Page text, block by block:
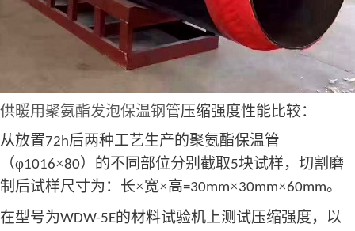
供暖用聚氨酯发泡保温钢管压缩强度性能比较：
从放置72h后两种工艺生产的聚氨酯保温管
（φ1016×80）的不同部位分别截取5块试样，切割磨
制后试样尺寸为：长×宽×高=30mm×30mm×60mm。
在型号为WDW-5E的材料试验机上测试压缩强度，以